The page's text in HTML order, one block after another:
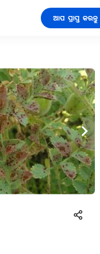
ଆପ ପ୍ରାପ୍ତ କରନ୍ତୁ